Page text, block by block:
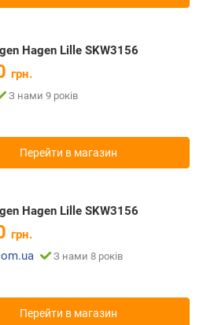
Hagen Lille SKW3156
грн.
З нами 9 років
Перейти в магазин
Hagen Lille SKW3156
грн.
З нами 8 років
Перейти в магазин